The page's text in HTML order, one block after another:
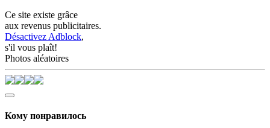
Ce site existe grâce
aux revenus publicitaires.
Désactivez Adblock,
s'il vous plaît!
Photos aléatoires
Кому понравилось